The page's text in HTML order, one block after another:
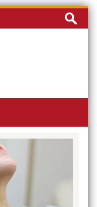
Cari
untuk: